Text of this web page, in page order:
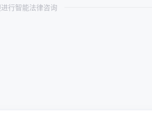
行智能法律咨询